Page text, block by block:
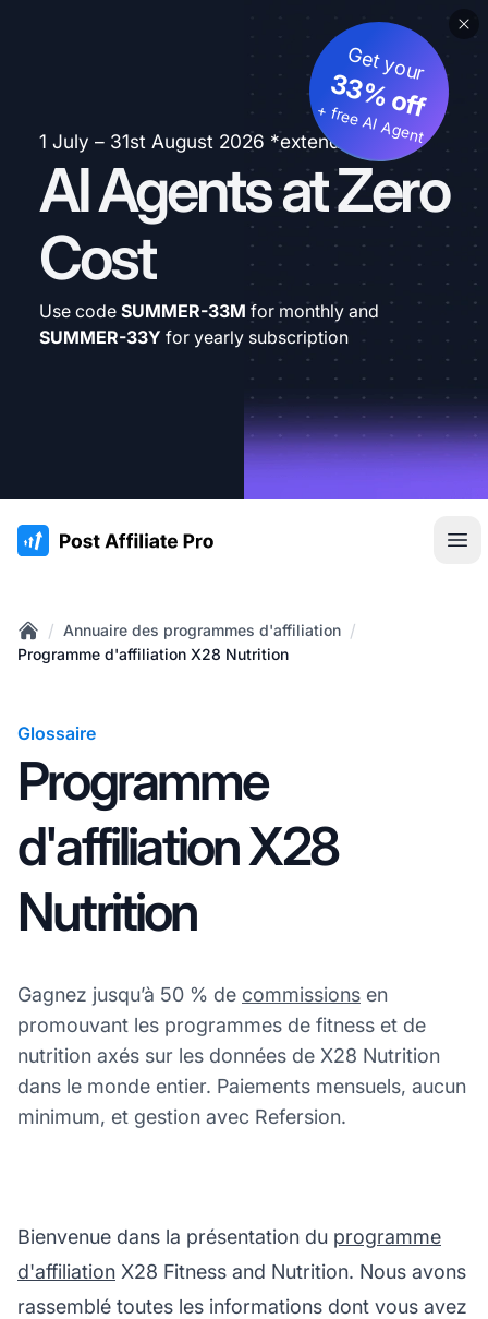
1 July – 31st August 2026 *extended
AI Agents at Zero
Cost
Get your
33% off
+ free AI Agent
Use code SUMMER-33M for monthly and
SUMMER-33Y for yearly subscription
:site.title
Home
/ Annuaire des programmes d'affiliation /
Programme d'affiliation X28 Nutrition
Glossaire
Programme
d'affiliation X28
Nutrition
Gagnez jusqu’à 50 % de commissions en
promouvant les programmes de fitness et de
nutrition axés sur les données de X28 Nutrition
dans le monde entier. Paiements mensuels, aucun
minimum, et gestion avec Refersion.
Bienvenue dans la présentation du programme
d'affiliation X28 Fitness and Nutrition. Nous avons
rassemblé toutes les informations dont vous avez